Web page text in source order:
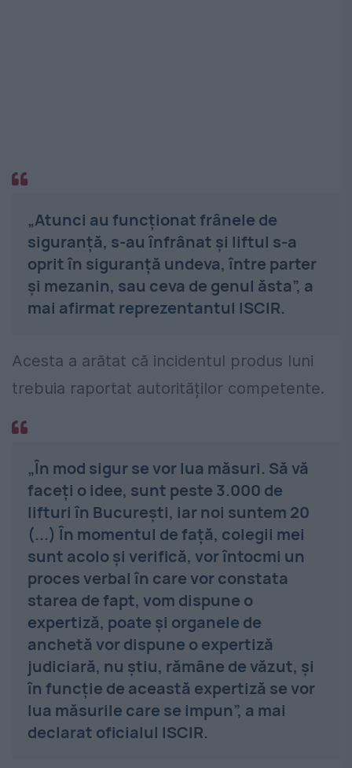
„Atunci au funcţionat frânele de
siguranţă, s-au înfrânat şi liftul s-a
oprit în siguranţă undeva, între parter
şi mezanin, sau ceva de genul ăsta”, a
mai afirmat reprezentantul ISCIR.
Acesta a arătat că incidentul produs luni
trebuia raportat autorităților competente.
„În mod sigur se vor lua măsuri. Să vă
faceţi o idee, sunt peste 3.000 de
lifturi în Bucureşti, iar noi suntem 20
(...) În momentul de faţă, colegii mei
sunt acolo şi verifică, vor întocmi un
proces verbal în care vor constata
starea de fapt, vom dispune o
expertiză, poate şi organele de
anchetă vor dispune o expertiză
judiciară, nu ştiu, rămâne de văzut, şi
în funcţie de această expertiză se vor
lua măsurile care se impun”, a mai
declarat oficialul ISCIR.